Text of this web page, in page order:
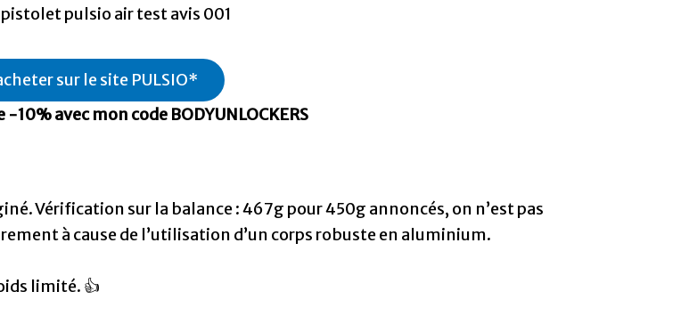
sur le site PULSIO*
10% avec mon code BODYUNLOCKERS
Vérification sur la balance : 467g pour 450g annoncés, on n’est pas
à cause de l’utilisation d’un corps robuste en aluminium.
limité. 👍